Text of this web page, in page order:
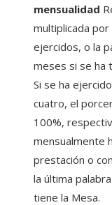
mensualidad
multiplicada
ejercidos, o la
meses si se ha
Si se ha
cuatro, el
100%,
mensualmente
prestación o
la última
tiene la Mesa.